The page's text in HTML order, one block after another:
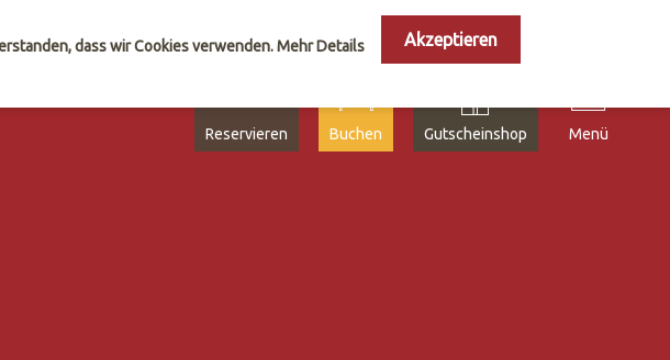
Reservieren Buchen Gutscheinshop Menü
dass wir Cookies verwenden. Mehr Details Akzeptieren